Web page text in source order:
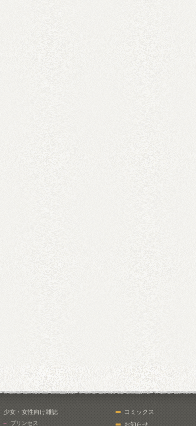
少女・女性向け雑誌
プリンセス
コミックス
お知らせ